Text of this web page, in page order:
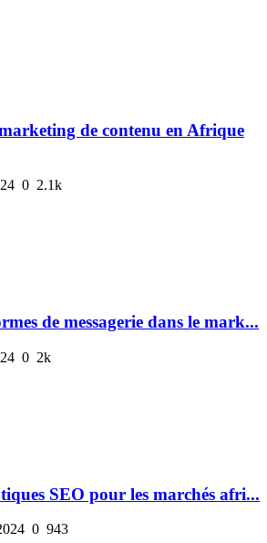
de contenu en Afrique
0 2.1k
de messagerie dans le mark...
0 2k
SEO pour les marchés afri...
0 943